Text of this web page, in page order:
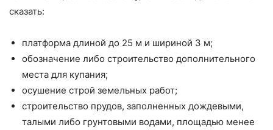
сказать:
платформа длиной до 25 м и шириной 3 м;
обозначение либо строительство дополнительного
места для купания;
осушение строй земельных работ;
строительство прудов, заполненных дождевыми,
талыми либо грунтовыми водами, площадью менее